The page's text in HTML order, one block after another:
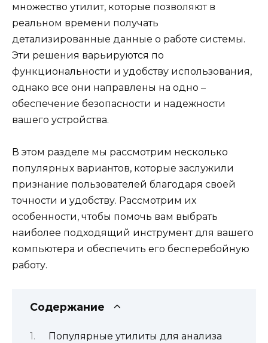
множество утилит, которые позволяют в
реальном времени получать
детализированные данные о работе системы.
Эти решения варьируются по
функциональности и удобству использования,
однако все они направлены на одно –
обеспечение безопасности и надежности
вашего устройства.
В этом разделе мы рассмотрим несколько
популярных вариантов, которые заслужили
признание пользователей благодаря своей
точности и удобству. Рассмотрим их
особенности, чтобы помочь вам выбрать
наиболее подходящий инструмент для вашего
компьютера и обеспечить его бесперебойную
работу.
Содержание
Популярные утилиты для анализа